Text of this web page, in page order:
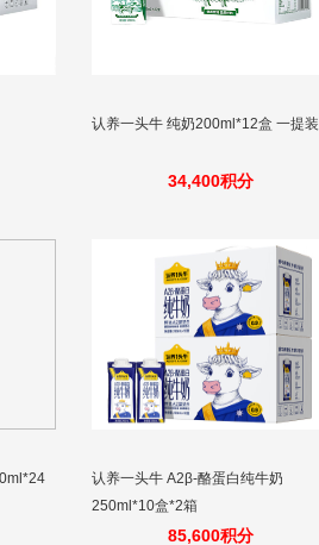
认养一头牛 纯奶200ml*12盒 一提装
34,400积分
认养一头牛 A2β-酪蛋白纯牛奶
250ml*10盒*2箱
85,600积分